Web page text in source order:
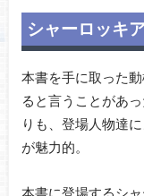
シャーロッキ
本書を手に取った
ると言うことがあ
りも、登場人物達
が魅力的。
本書に登場するシ